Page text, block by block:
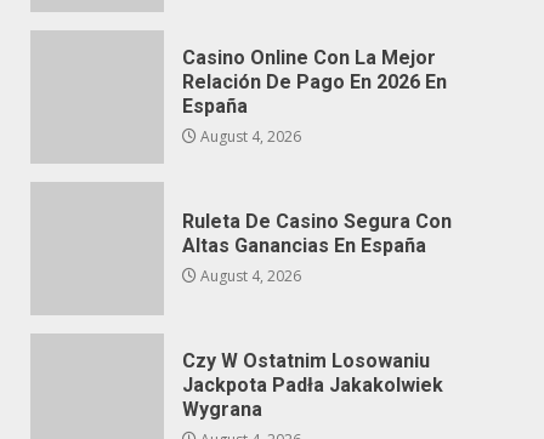
Casino Online Con La Mejor
Relación De Pago En 2026 En
España
August 4, 2026
Ruleta De Casino Segura Con
Altas Ganancias En España
August 4, 2026
Czy W Ostatnim Losowaniu
Jackpota Padła Jakakolwiek
Wygrana